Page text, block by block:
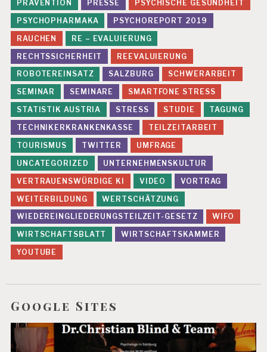
E
I
T
P
R
Ä
S
E
N
T
I
S
M
U
S
P
R
Ä
V
E
N
T
O
N
PRÄVENTION
PRESSE
PSYCHISCHE GESUNDHEIT
PSYCHOPHARMAKA
PSYCHOREPORT 2019
RAUCHEN
RE – EVALUIERUNG
RECHTSSICHERHEIT
REEVALUIERUNG
ROBOTEREINSATZ
SALZBURG
SCHWERARBEIT
SEMINAR
SEMINARE
SMARTFONE STRESS
STATISTIK AUSTRIA
STRESS STUDIE
TAGUNG
TECHNIKERKRANKENKASSE
TEILZEITARBEIT
TOURISMUS
TWITTER
UMFRAGE
UNCATEGORIZED
UNTERNEHMENSKULTUR
VERTRAUENSWÜRDIGE KI
VIDEO
VORTRAG
WEITERBILDUNG
WERTSCHÄTZUNG
WIEDEREINGLIEDERUNGSTEILZEIT-GESETZ
WIFO
WIRTSCHAFTSBLATT
WIRTSCHAFTSKAMMER
YOUTUBE
Google Sites